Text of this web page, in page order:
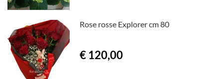
Rose rosse Explorer cm 80
€ 120,00